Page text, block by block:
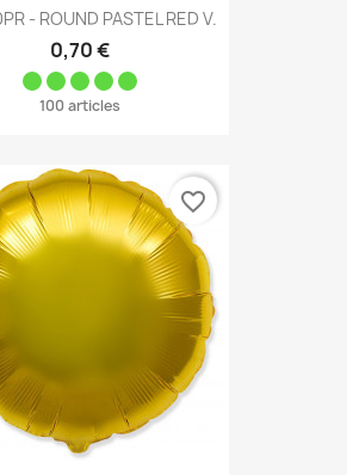
- ROUND PASTEL RED V.
0,70 €
100 articles
favorite_border